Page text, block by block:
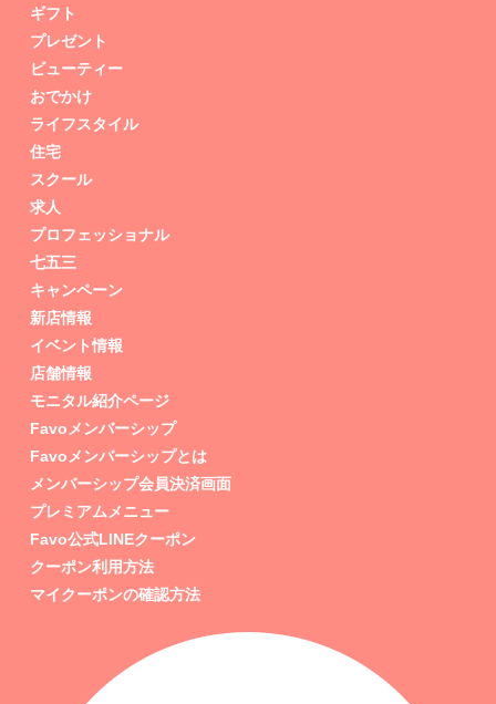
ギフト
プレゼント
ビューティー
おでかけ
ライフスタイル
住宅
スクール
求人
プロフェッショナル
七五三
キャンペーン
新店情報
イベント情報
店舗情報
モニタル紹介ページ
Favoメンバーシップ
Favoメンバーシップとは
メンバーシップ会員決済画面
プレミアムメニュー
Favo公式LINEクーポン
クーポン利用方法
マイクーポンの確認方法